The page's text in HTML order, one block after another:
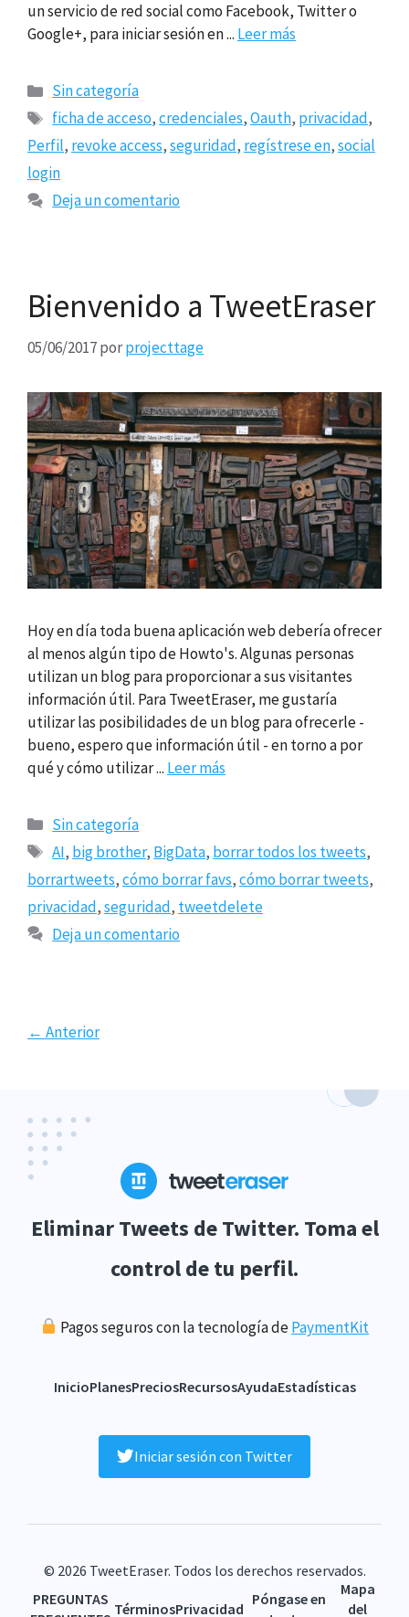
un servicio de red social como Facebook, Twitter o
Google+, para iniciar sesión en ... Leer más
Categorías
Sin categoría
Etiquetas
ficha de acceso,credenciales,Oauth, privacidad,
Perfil, revoke access,seguridad, regístrese en,social
login
Deja un comentario
Bienvenido a TweetEraser
05/06/2017porprojecttage
Hoy en día toda buena aplicación web debería ofrecer
al menos algún tipo de Howto's. Algunas personas
utilizan un blog para proporcionar a sus visitantes
información útil. Para TweetEraser, me gustaría
utilizar las posibilidades de un blog para ofrecerle -
bueno, espero que información útil - en torno a por
qué y cómo utilizar ... Leer más
Categorías
Sin categoría
Etiquetas
AI, big brother, BigData, borrar todos los tweets,
borrartweets,cómo borrar favs,cómo borrar tweets,
privacidad,seguridad, tweetdelete
Deja un comentario
← Anterior
Eliminar Tweets de Twitter. Toma el
control de tu perfil.
Pagos seguros con la tecnología dePaymentKit
InicioPlanesPreciosRecursosAyudaEstadísticas
Iniciar sesión con Twitter
© 2026 TweetEraser. Todos los derechos reservados.
PREGUNTAS
TérminosPrivacidad
Póngase en
Mapa
del